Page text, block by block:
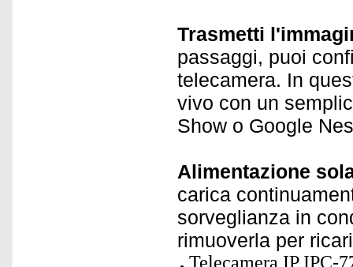
Trasmetti
passaggi, puoi
telecamera. In
vivo con un
Show o Google
Alimentazione
carica
sorveglianza in
rimuoverla per
Telecamera IP IPC-